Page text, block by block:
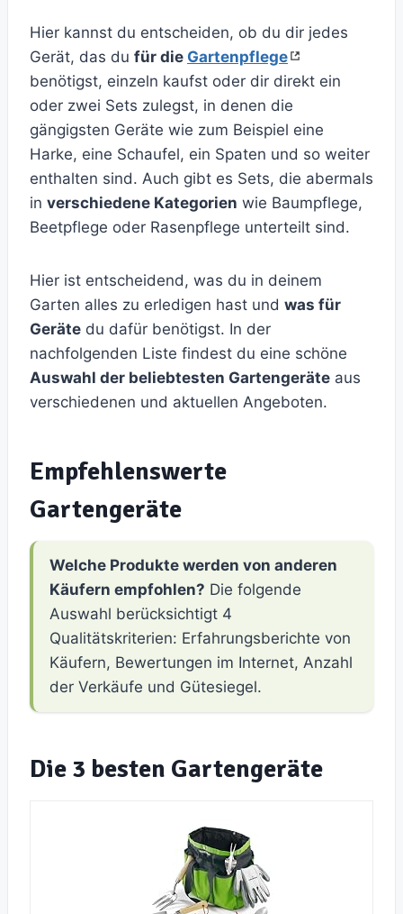
Hier kannst du entscheiden, ob du dir jedes
Gerät, das du für die Gartenpflege
benötigst, einzeln kaufst oder dir direkt ein
oder zwei Sets zulegst, in denen die
gängigsten Geräte wie zum Beispiel eine
Harke, eine Schaufel, ein Spaten und so weiter
enthalten sind. Auch gibt es Sets, die abermals
in verschiedene Kategorien wie Baumpflege,
Beetpflege oder Rasenpflege unterteilt sind.
Hier ist entscheidend, was du in deinem
Garten alles zu erledigen hast und was für
Geräte du dafür benötigst. In der
nachfolgenden Liste findest du eine schöne
Auswahl der beliebtesten Gartengeräte aus
verschiedenen und aktuellen Angeboten.
Empfehlenswerte
Gartengeräte
Welche Produkte werden von anderen
Käufern empfohlen? Die folgende
Auswahl berücksichtigt 4
Qualitätskriterien: Erfahrungsberichte von
Käufern, Bewertungen im Internet, Anzahl
der Verkäufe und Gütesiegel.
Die 3 besten Gartengeräte